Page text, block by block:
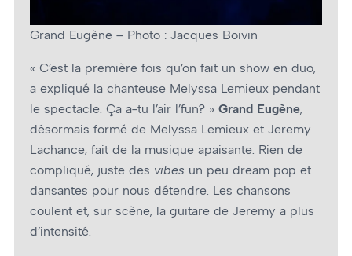
Grand Eugène – Photo : Jacques Boivin
« C’est la première fois qu’on fait un show en duo,
a expliqué la chanteuse Melyssa Lemieux pendant
le spectacle. Ça a-tu l’air l’fun? » Grand Eugène,
désormais formé de Melyssa Lemieux et Jeremy
Lachance, fait de la musique apaisante. Rien de
compliqué, juste des vibes un peu dream pop et
dansantes pour nous détendre. Les chansons
coulent et, sur scène, la guitare de Jeremy a plus
d’intensité.